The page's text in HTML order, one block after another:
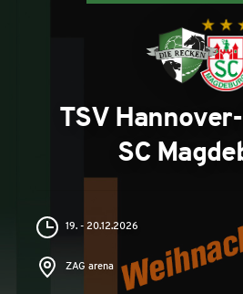
TSV
SC
19. - 20.12.2026
ZAG arena